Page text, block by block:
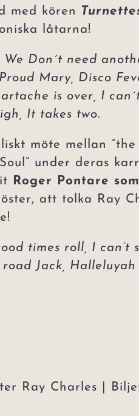
med kören
låtarna!
We Don´t need
Mary, Disco
is over, I
It takes two.
möte mellan ”the
under deras
Roger Pontare
att tolka Ray
times roll, I can’t
Jack,
Ray Charles |